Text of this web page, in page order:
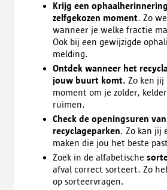
Krijg een
zelfgekozen moment. Zo
wanneer je welke fractie
Ook bij een gewijzigde
melding.
Ontdek wanneer het
jouw buurt komt. Zo ken jij
moment om je zolder,
ruimen.
Check de openingsuren
recyclageparken. Zo kan jij
maken die jou het beste
Zoek in de alfabetische
afval correct sorteert. Zo
op sorteervragen.